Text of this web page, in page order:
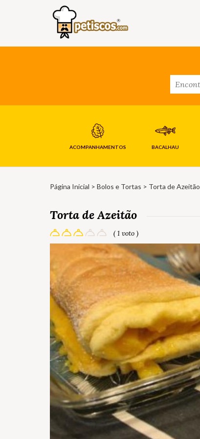
ACOMPANHAMENTOS BACALHAU
Página Inicial > Bolos e Tortas > Torta de Azeitão
Torta de Azeitão
( 1 voto )